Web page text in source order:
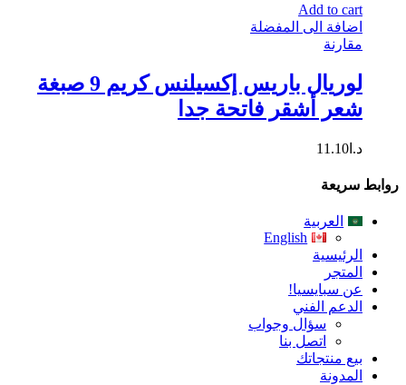
Add to cart
اضافة الى المفضلة
مقارنة
لوريال باريس إكسيلنس كريم 9 صبغة
شعر أشقر فاتحة جدا
د.ا 11.10
روابط سريعة
العربية
English
الرئيسية
المتجر
عن سبايسيا!
الدعم الفني
سؤال وجواب
اتصل بنا
بيع منتجاتك
المدونة